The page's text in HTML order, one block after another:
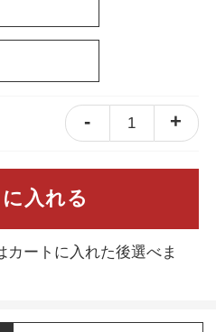
- 1 +
入れる
ートに入れた後選べま